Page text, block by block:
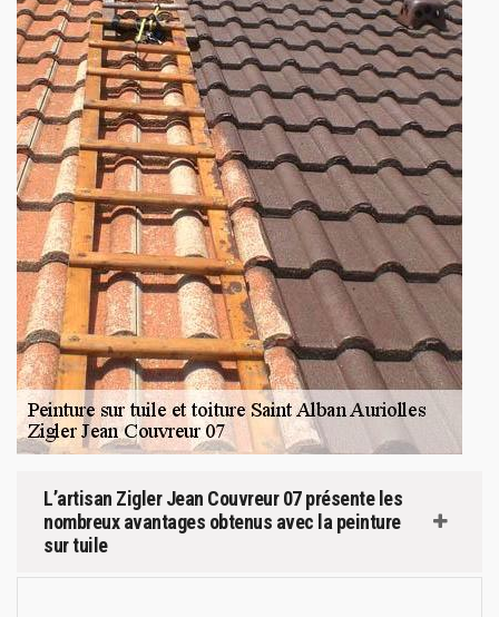
L’artisan Zigler Jean Couvreur 07 présente les
nombreux avantages obtenus avec la peinture
sur tuile